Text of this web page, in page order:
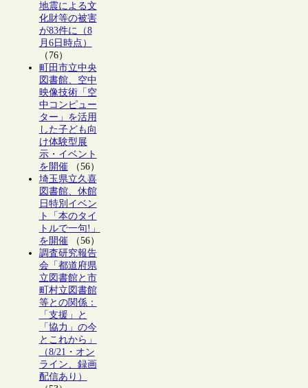
地震による文
化財等の被害
が83件に（8
月6日時点）
（76）
町田市立中央
図書館、空中
映像技術「空
中コンピュー
ター」を活用
した子ども向
け体験型展
示・イベント
を開催（56）
埼玉県立久喜
図書館、休館
日特別イベン
ト「本のタイ
トルで一句!」
を開催（56）
調査研究報告
会「都道府県
立図書館と市
町村立図書館
等との関係：
「支援」と
「協力」の今
とこれから」
（8/21・オン
ライン、録画
配信あり）